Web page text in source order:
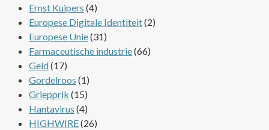
Ernst Kuipers (4)
Europese Digitale Identiteit(2)
Europese Unie(31)
Farmaceutische industrie(66)
Geld(17)
Gordelroos (1)
Griepprik (15)
Hantavirus (4)
HIGHWIRE(26)